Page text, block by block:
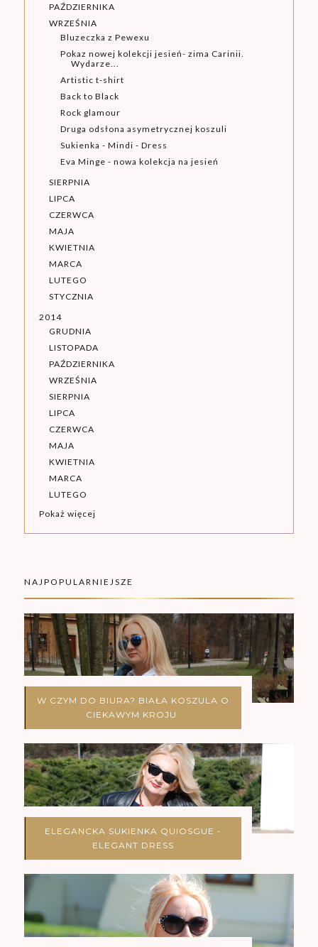
PAŹDZIERNIKA
WRZEŚNIA
Bluzeczka z Pewexu
Pokaz nowej kolekcji jesień- zima Carinii.
Wydarze...
Artistic t-shirt
Back to Black
Rock glamour
Druga odsłona asymetrycznej koszuli
Sukienka - Mindi - Dress
Eva Minge - nowa kolekcja na jesień
SIERPNIA
LIPCA
CZERWCA
MAJA
KWIETNIA
MARCA
LUTEGO
STYCZNIA
2014
GRUDNIA
LISTOPADA
PAŹDZIERNIKA
WRZEŚNIA
SIERPNIA
LIPCA
CZERWCA
MAJA
KWIETNIA
MARCA
LUTEGO
Pokaż więcej
NAJPOPULARNIEJSZE
W CZYM DO BIURA? BIAŁA KOSZULA O
CIEKAWYM KROJU.
ELEGANCKA SUKIENKA QUIOSGUE -
ELEGANT DRESS